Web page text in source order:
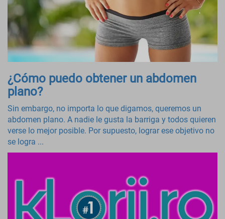
¿Cómo puedo obtener un abdomen
plano?
Sin embargo, no importa lo que digamos, queremos un
abdomen plano. A nadie le gusta la barriga y todos quieren
verse lo mejor posible. Por supuesto, lograr ese objetivo no
se logra ...